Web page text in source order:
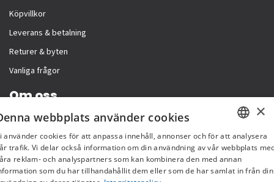
Köpvillkor
Leverans & betalning
Returer & byten
Vanliga frågor
Om oss
Företagsinformation
SWEDISH
FI
×
webbplats använder cookies
använder cookies för att anpassa innehåll, annonser och för att analysera
trafik. Vi delar också information om din användning av vår webbplats
reklam- och analyspartners som kan kombinera den med annan
som du har tillhandahållit dem eller som de har samlat in från din